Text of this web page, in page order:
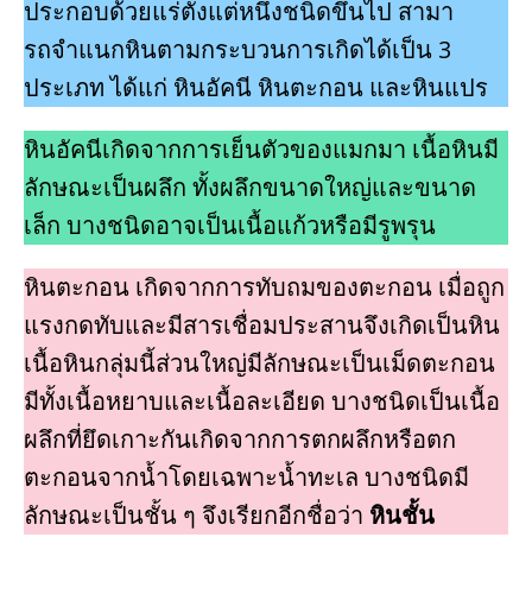
ประกอบด้วยแร่ตั้งแต่หนึ่งชนิดขึ้นไป สามา
รถจําแนกหินตามกระบวนการเกิดได้เป็น 3
ประเภท ได้แก่ หินอัคนี หินตะกอน และหินแปร
หินอัคนีเกิดจากการเย็นตัวของแมกมา เนื้อหินมี
ลักษณะเป็นผลึก ทั้งผลึกขนาดใหญ่และขนาด
เล็ก บางชนิดอาจเป็นเนื้อแก้วหรือมีรูพรุน
หินตะกอน เกิดจากการทับถมของตะกอน เมื่อถูก
แรงกดทับและมีสารเชื่อมประสานจึงเกิดเป็นหิน
เนื้อหินกลุ่มนี้ส่วนใหญ่มีลักษณะเป็นเม็ดตะกอน
มีทั้งเนื้อหยาบและเนื้อละเอียด บางชนิดเป็นเนื้อ
ผลึกที่ยึดเกาะกันเกิดจากการตกผลึกหรือตก
ตะกอนจากนํ้าโดยเฉพาะนํ้าทะเล บางชนิดมี
ลักษณะเป็นชั้น ๆ จึงเรียกอีกชื่อว่า หินชั้น